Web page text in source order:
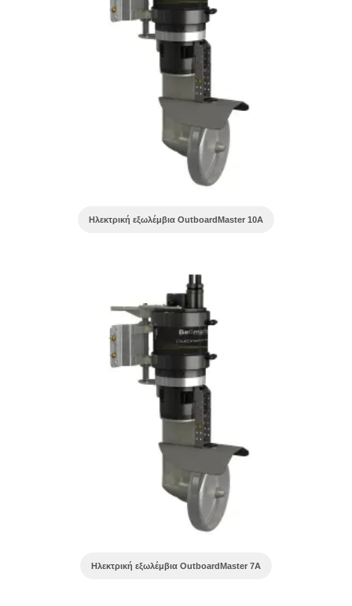
Ηλεκτρική εξωλέμβια OutboardMaster 10A
Ηλεκτρική εξωλέμβια OutboardMaster 7A